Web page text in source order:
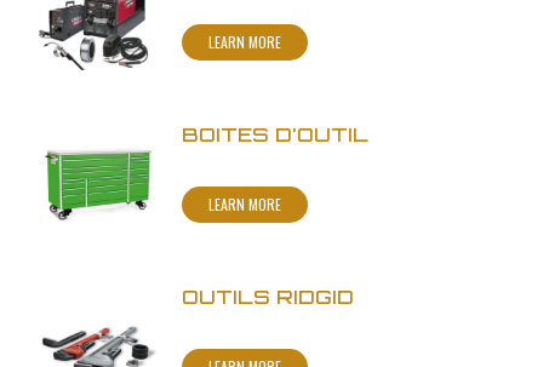
LEARN MORE
BOITES D'OUTIL
LEARN MORE
OUTILS RIDGID